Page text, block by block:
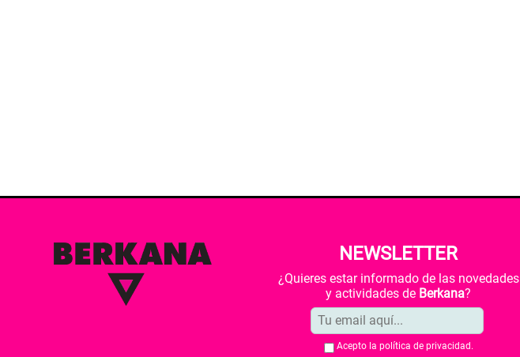
NEWSLETTER
¿Quieres estar informado de las novedades
y actividades de Berkana?
Acepto la política de privacidad .